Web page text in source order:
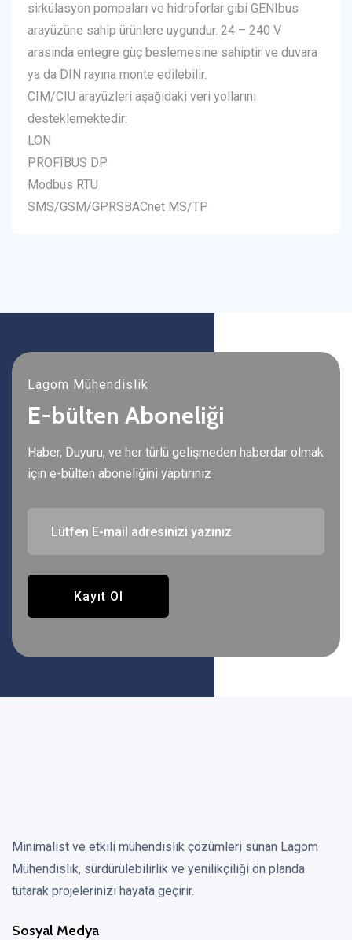
sirkülasyon pompaları ve hidroforlar gibi GENIbus
arayüzüne sahip ürünlere uygundur. 24 – 240 V
arasında entegre güç beslemesine sahiptir ve duvara
ya da DIN rayına monte edilebilir.
CIM/CIU arayüzleri aşağıdaki veri yollarını
desteklemektedir:
LON
PROFIBUS DP
Modbus RTU
SMS/GSM/GPRSBACnet MS/TP
Lagom Mühendislik
E-bülten Aboneliği
Haber, Duyuru, ve her türlü gelişmeden haberdar olmak
için e-bülten aboneliğini yaptırınız
Kayıt Ol
Minimalist ve etkili mühendislik çözümleri sunan Lagom
Mühendislik, sürdürülebilirlik ve yenilikçiliği ön planda
tutarak projelerinizi hayata geçirir.
Sosyal Medya